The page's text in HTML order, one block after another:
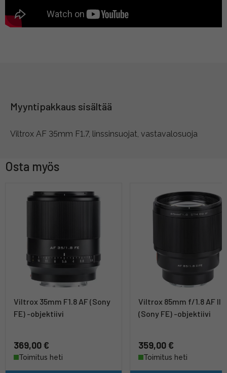
Myyntipakkaus sisältää
Viltrox AF 35mm F1.7, linssinsuojat, vastavalosuoja
Osta myös
Viltrox 35mm F1.8 AF (Sony
FE) -objektiivi
369,00 €
Toimitus heti
Viltrox 85mm f/1.8 AF II
(Sony FE) -objektiivi
359,00 €
Toimitus heti